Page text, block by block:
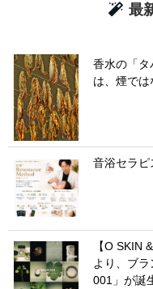
最
香水の「タ
は、煙で
音浴セラピ
【O SKIN
より、ブ
001」が誕